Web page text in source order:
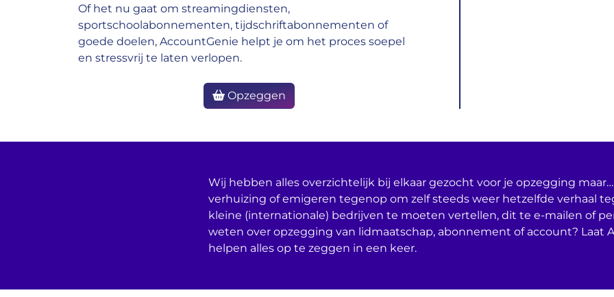
Of het nu gaat om streamingdiensten,
sportschoolabonnementen, tijdschriftabonnementen of
goede doelen, AccountGenie helpt je om het proces soepel
en stressvrij te laten verlopen.
Opzeggen
Wij hebben alles overzichtelijk bij elkaar gezocht voor je opzegging maar…
verhuizing of emigeren tegenop om zelf steeds weer hetzelfde verhaal
kleine (internationale) bedrijven te moeten vertellen, dit te e-mailen of
weten over opzegging van lidmaatschap, abonnement of account? Laat
helpen alles op te zeggen in een keer.